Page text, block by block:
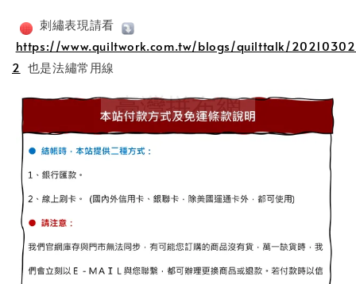
刺繡表現請看
https://www.quiltwork.com.tw/blogs/quilttalk/
2 也是法繡常用線